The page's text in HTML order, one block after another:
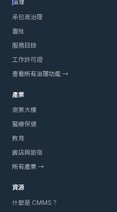
治理
承包商治理
審批
服務目錄
工作許可證
查看所有治理功能 →
產業
商業大樓
醫療保健
教育
飯店與旅宿
所有產業 →
資源
什麼是 CMMS？